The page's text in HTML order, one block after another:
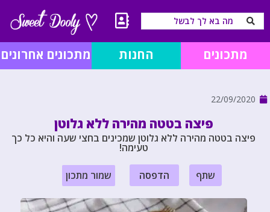
מתכונים החנות מתכונים אחרונים
22/09/2020
פיצה בטטה מהירה ללא גלוטן
פיצה בטטה מהירה ללא גלוטן שמכינים בחצי שעה והיא כל כך
טעימה!
שתף הדפסה שמור מתכון